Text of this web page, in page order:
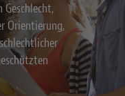
Orientierung,